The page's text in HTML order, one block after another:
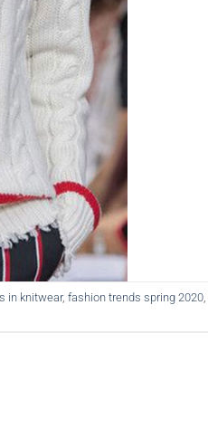
in knitwear, fashion trends spring 2020